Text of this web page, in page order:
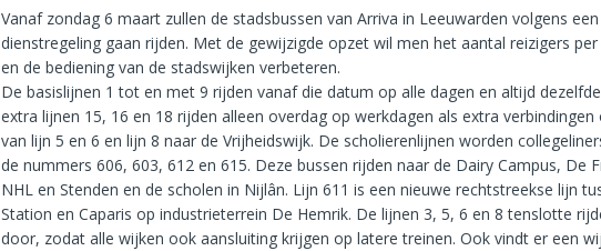
Vanaf zondag 6 maart zullen de stadsbussen van Arriva in Leeuwarden volgens
dienstregeling gaan rijden. Met de gewijzigde opzet wil men het aantal reizigers
en de bediening van de stadswijken verbeteren.
De basislijnen 1 tot en met 9 rijden vanaf die datum op alle dagen en altijd
extra lijnen 15, 16 en 18 rijden alleen overdag op werkdagen als extra
van lijn 5 en 6 en lijn 8 naar de Vrijheidswijk. De scholierenlijnen worden
de nummers 606, 603, 612 en 615. Deze bussen rijden naar de Dairy Campus, De
NHL en Stenden en de scholen in Nijlân. Lijn 611 is een nieuwe rechtstreekse lijn
Station en Caparis op industrieterrein De Hemrik. De lijnen 3, 5, 6 en 8 tenslotte
door, zodat alle wijken ook aansluiting krijgen op latere treinen. Ook vindt er een